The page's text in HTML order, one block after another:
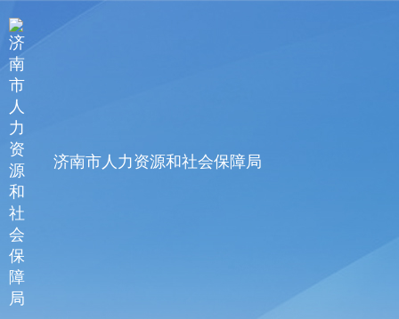
济南市人力资源和社会保障局